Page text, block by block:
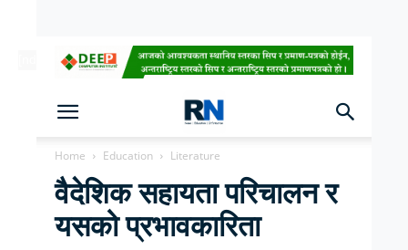
[ndc-today-date]
Home Education Literature
वैदेशिक सहायता परिचालन र
यसको प्रभावकारिता